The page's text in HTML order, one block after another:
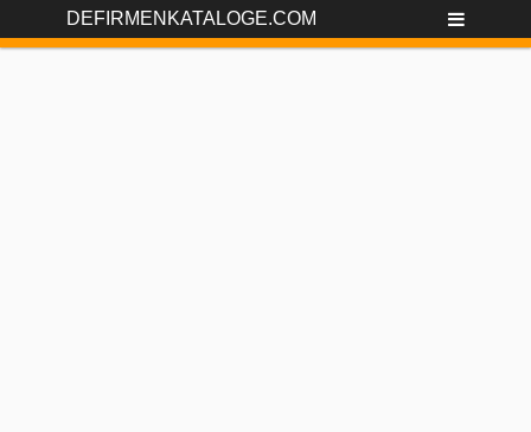
DEFIRMENKATALOGE.COM